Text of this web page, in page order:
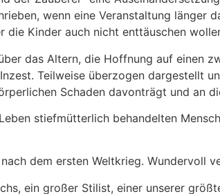
wenn eine Veranstaltung länger
Kinder auch nicht enttäuschen
das Altern, die Hoffnung auf einen
Teilweise überzogen dargestellt
Schaden davonträgt und an
stiefmütterlich behandelten
dem ersten Weltkrieg. Wundervoll
ein großer Stilist, einer unserer